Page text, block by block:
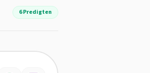
6 Predigten